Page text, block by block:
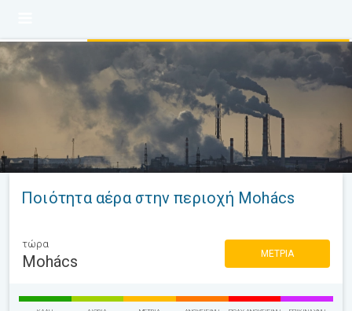
Ποιότητα αέρα στην περιοχή Mohács
τώρα
Mohács ΜΈΤΡΙΑ